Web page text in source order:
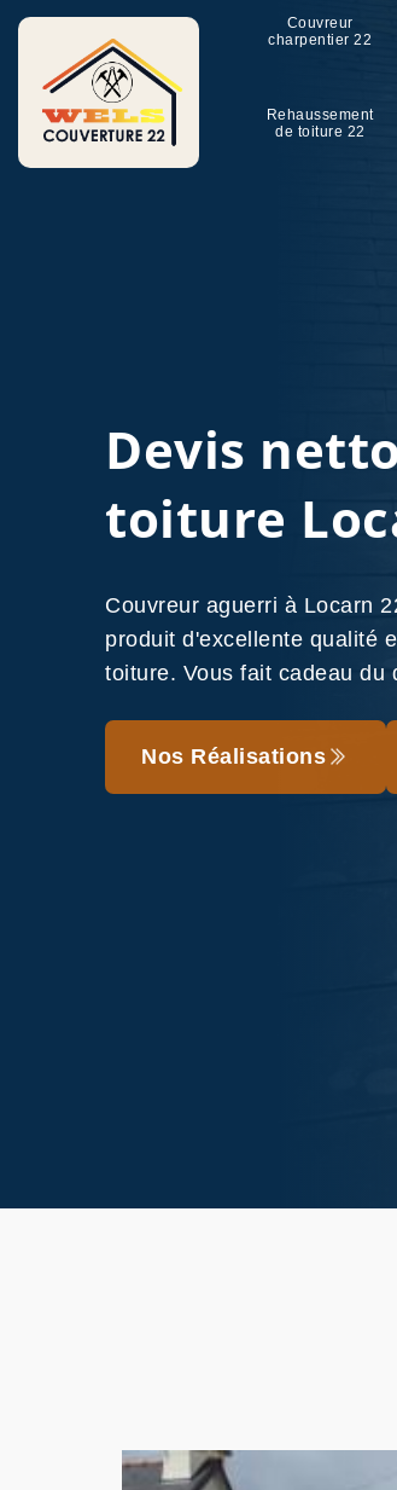
Couvreur
charpentier 22
Rehaussement
de toiture 22
Devis
toiture
Couvreur aguerri à Locarn
produit d'excellente qualité
toiture. Vous fait cadeau du
Nos Réalisations